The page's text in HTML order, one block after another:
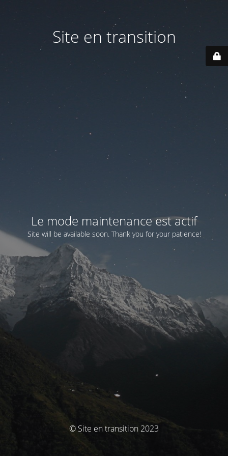
Site en transition
Le mode maintenance est actif
Site will be available soon. Thank you for your patience!
© Site en transition 2023